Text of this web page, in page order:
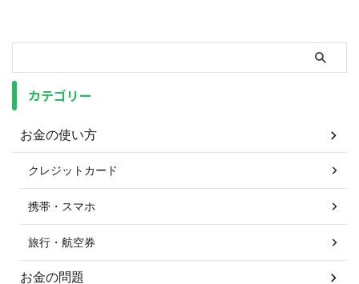
カテゴリー
お金の使い方
クレジットカード
携帯・スマホ
旅行・航空券
お金の問題